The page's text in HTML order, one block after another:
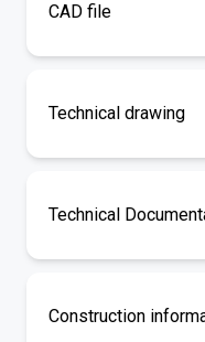
CAD file
Technical drawing
Technical
Construction